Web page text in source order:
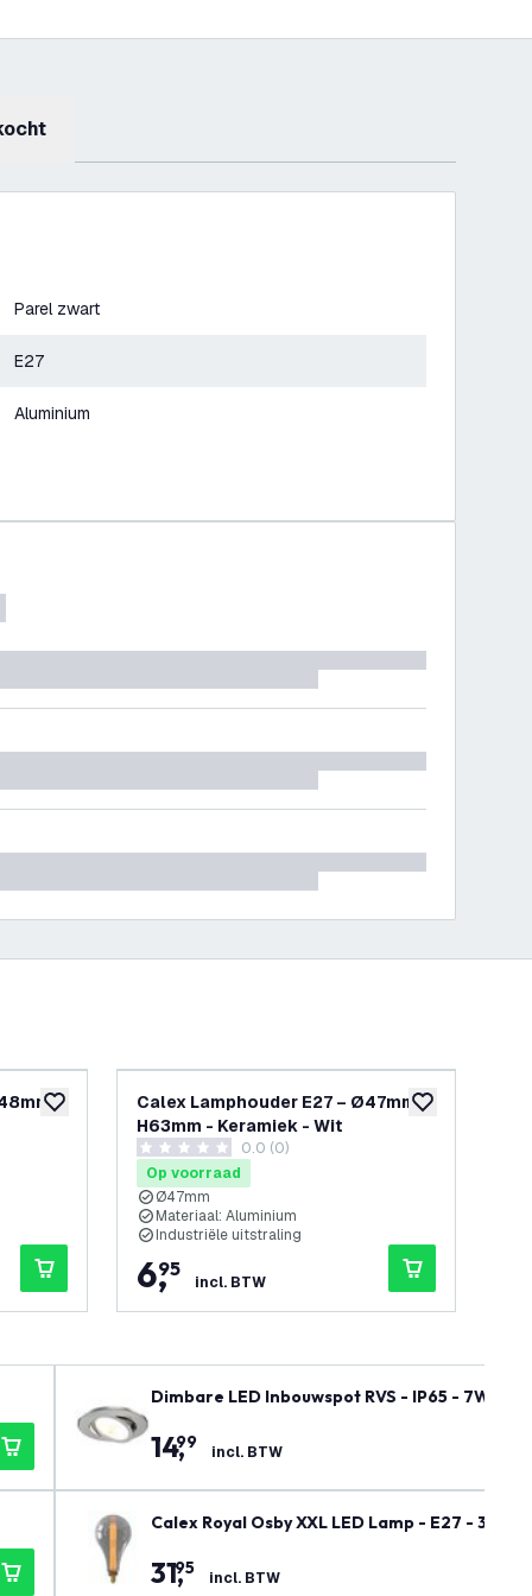
Parel zwart
E27
Aluminium
toevoegen aan verlanglijst
–
toevoegen aan
Calex Lamphouder E27 – Ø47mm –
H63mm - Keramiek - Wit
0 score sterren0.0 (0)
Op voorraad
Ø47mm
Materiaal: Aluminium
Industriële uitstraling
6,
95
incl. BTW
Dimbare LED Inbouwspot RVS - IP65 - 7W -
14,
99 incl. BTW
Calex Royal Osby XXL LED Lamp - E27 -
31,
95 incl. BTW